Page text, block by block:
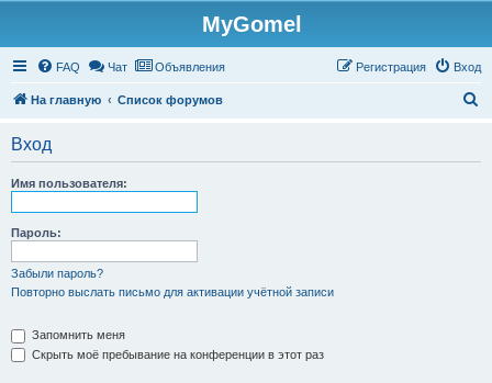
MyGomel
FAQ Чат Объявления Вход
Регистрация
На главную Список форумов
Вход
Имя пользователя:
Пароль:
Забыли пароль?
Повторно выслать письмо для активации учётной записи
Запомнить меня
Скрыть моё пребывание на конференции в этот раз